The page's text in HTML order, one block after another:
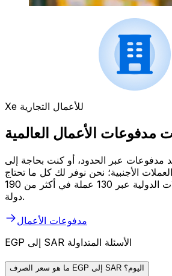
Xe للأعمال التجارية
مدفوعات الأعمال العالمية
مدفوعات عبر الحدود، أو كنت بحاجة إلى
الأجنبية؛ نحن نوفر لك كل ما تحتاج
إليه. قم بجدولة التحويلات الدولية عبر 130 عملة في أكثر من 190
دولة.
مدفوعات الأعمال
EGP إلى SAR الأسئلة المتداولة
ما هو سعر الصرف EGP إلى SAR اليوم؟